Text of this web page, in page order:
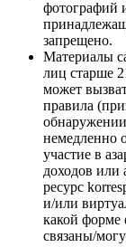
фотографий
запрещено.
Материалы
лиц старше
может
правила
немедленно
участие в
доходов или
ресурс
и/или
какой форме
связаны/